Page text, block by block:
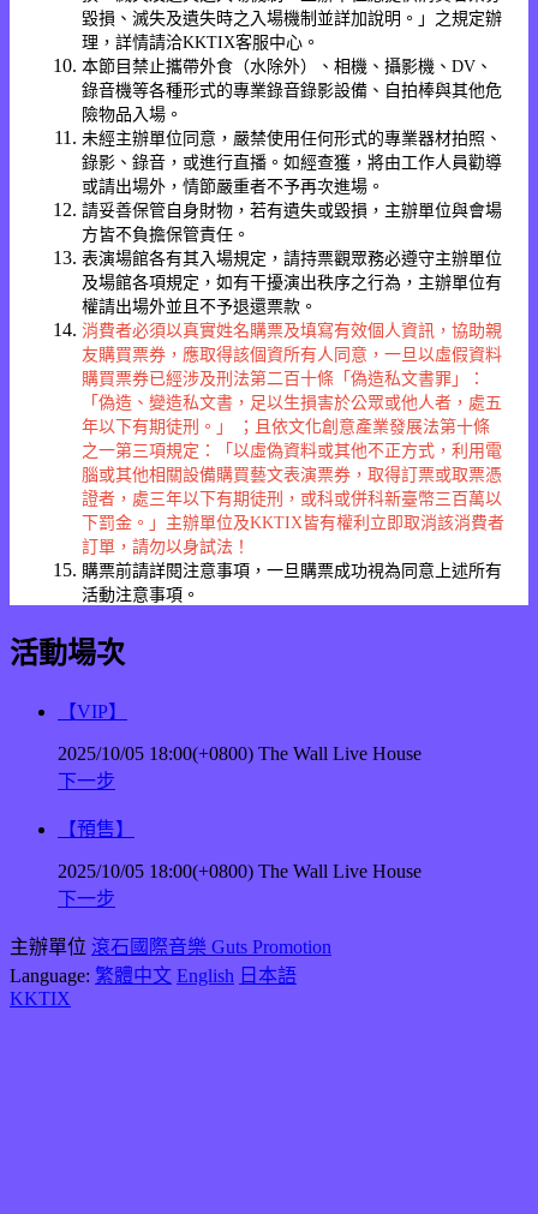
毀損、滅失及遺失時之入場機制並詳加說明。」之規定辦
理，詳情請洽KKTIX客服中心。
本節目禁止攜帶外食（水除外）、相機、攝影機、DV、
錄音機等各種形式的專業錄音錄影設備、自拍棒與其他危
險物品入場。
未經主辦單位同意，嚴禁使用任何形式的專業器材拍照、
錄影、錄音，或進行直播。如經查獲，將由工作人員勸導
或請出場外，情節嚴重者不予再次進場。
請妥善保管自身財物，若有遺失或毀損，主辦單位與會場
方皆不負擔保管責任。
表演場館各有其入場規定，請持票觀眾務必遵守主辦單位
及場館各項規定，如有干擾演出秩序之行為，主辦單位有
權請出場外並且不予退還票款。
消費者必須以真實姓名購票及填寫有效個人資訊，協助親
友購買票券，應取得該個資所有人同意，一旦以虛假資料
購買票券已經涉及刑法第二百十條「偽造私文書罪」：
「偽造、變造私文書，足以生損害於公眾或他人者，處五
年以下有期徒刑。」 ；且依文化創意產業發展法第十條
之一第三項規定：「以虛偽資料或其他不正方式，利用電
腦或其他相關設備購買藝文表演票券，取得訂票或取票憑
證者，處三年以下有期徒刑，或科或併科新臺幣三百萬以
下罰金。」主辦單位及KKTIX皆有權利立即取消該消費者
訂單，請勿以身試法！
購票前請詳閱注意事項，一旦購票成功視為同意上述所有
活動注意事項。
活動場次
【VIP】
2025/10/05 18:00(+0800) The Wall Live House
下一步
【預售】
2025/10/05 18:00(+0800) The Wall Live House
下一步
主辦單位 滾石國際音樂 Guts Promotion
Language: 繁體中文 English 日本語
KKTIX